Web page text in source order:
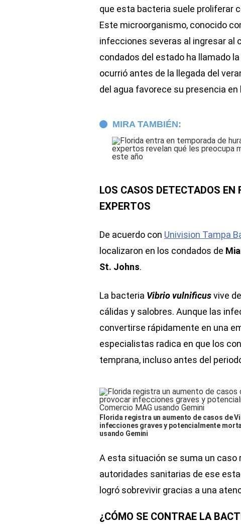
que esta bacteria suele proliferar
Este microorganismo, conocido
infecciones severas al ingresar al
condados del estado ha llamado
ocurrió antes de la llegada del
del agua favorece su presencia
MIRA TAMBIÉN:
LOS CASOS DETECTADOS EN
EXPERTOS
De acuerdo con Univision Tampa
localizaron en los condados de
St. Johns.
La bacteria Vibrio vulnificusvive
cálidas y salobres. Aunque las
convertirse rápidamente en una
especialistas radica en que los
temprana, incluso antes del
Florida registra un aumento de casos de
infecciones graves y potencialmente
usando Gemini
A esta situación se suma un caso
autoridades sanitarias de ese
logró sobrevivir gracias a una
¿CÓMO SE CONTRAE LA